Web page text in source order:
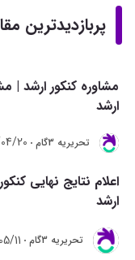
پربازدیدترین
مشاوره کنکور ارشد |
ارشد
تحريريه 3گام 20
ارشد
تحريريه 3گام 11